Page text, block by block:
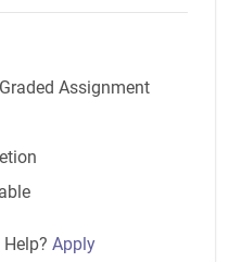
Graded Assignment
Apply